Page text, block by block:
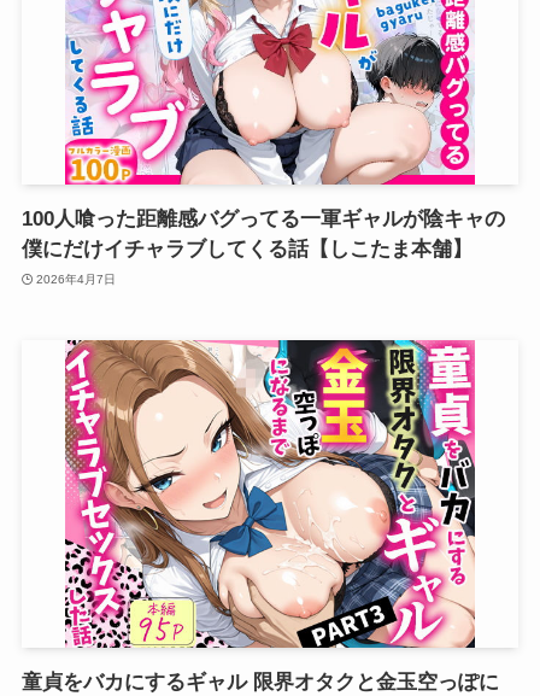
100人喰った距離感バグってる一軍ギャルが陰キャの
僕にだけイチャラブしてくる話【しこたま本舗】
2026年4月7日
童貞をバカにするギャル 限界オタクと金玉空っぽに